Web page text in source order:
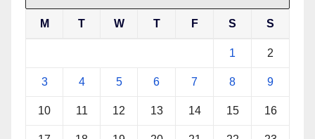
M T W T F S S
1 2
3 4 5 6 7 8 9
10 11 12 13 14 15 16